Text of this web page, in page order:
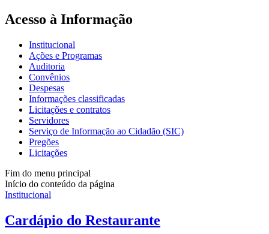
Acesso à Informação
Institucional
Ações e Programas
Auditoria
Convênios
Despesas
Informações classificadas
Licitações e contratos
Servidores
Serviço de Informação ao Cidadão (SIC)
Pregões
Licitações
Fim do menu principal
Início do conteúdo da página
Institucional
Cardápio do Restaurante